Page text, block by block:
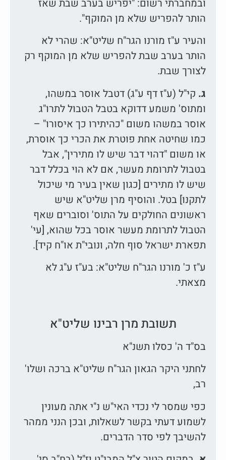
ובמחברתי רשום: "יפריש בערב שבת שאז
הותר להפריש שלא מן המוקף".
והעיר ע"ז מורנו הגר"ח שליט"א: שהרי לא
הותר בערב שבת להפריש שלא מן המוקף רק
לצורך שבת.
ג. קי"ל (ע"ז דף ע"ג) דטבל אוסר במשהו,
ומתוס' משמע דדוקא בטבל הטבול לתרו"ג
אוסר במשהו משום "כהיתירו כך איסורו" –
כמו שחיטה אחת פוטרת את הכרי כך אוסרת,
או משום "דהוי דבר שיש לו מתירין", אבל
בטבול לתרומת מעשר, אם לא הוי בכלל דבר
שיש לו מתירים [כגון שאין בעיר מי שיכול
לתקנו] בטל. והוסיף מרן שליט"א שיש
ראשונים החולקים על התוס' וסוברים שאף
הטבול לתרומת מעשר אוסר בכל שהוא, [עי'
תפארת ישראל סוף חלה, ונובי"ת או"ח קיד].
ע"ז כ' מורנו הגר"ח שליט"א: בע"ז ע"ג לא
מצאתי.
תשובת מרן רבינו שליט"א
בס"ד ה' כסלו תשנ"א
לחתני היקר הגאון הגר"ח שליט"א ברכה ושלו'
רב,
כפי שמסר לי נכדי האי"ש נ"י אתה מעונין
לשמוע דעתי בקשר לשאלות, ובכן הנני ממהר
להשיבך לפי סדר הדברים.